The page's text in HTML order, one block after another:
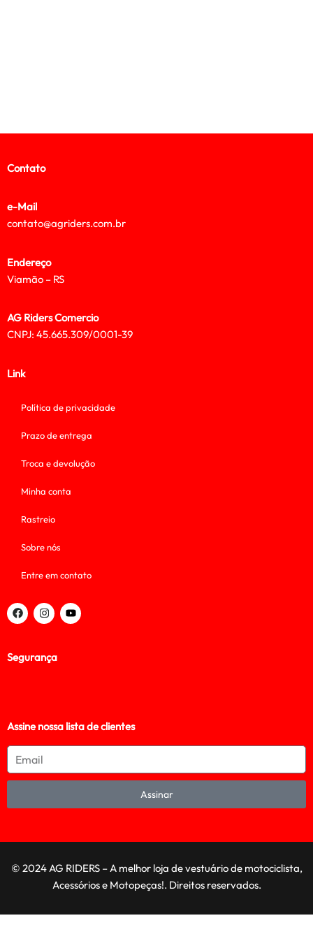
Contato
e-Mail
contato@agriders.com.br
Endereço
Viamão – RS
AG Riders Comercio
CNPJ: 45.665.309/0001-39
Link
Política de privacidade
Prazo de entrega
Troca e devolução
Minha conta
Rastreio
Sobre nós
Entre em contato
Segurança
Assine nossa lista de clientes
Assinar
© 2024 AG RIDERS – A melhor loja de vestuário de motociclista,
Acessórios e Motopeças!. Direitos reservados.